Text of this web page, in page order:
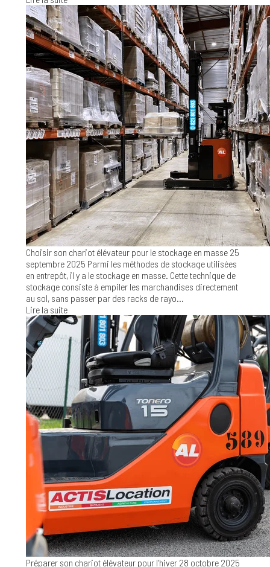
Choisir son chariot élévateur pour le stockage en masse 25
septembre 2025 Parmi les méthodes de stockage utilisées
en entrepôt, il y a le stockage en masse. Cette technique de
stockage consiste à empiler les marchandises directement
au sol, sans passer par des racks de rayo...
Lire la suite
Préparer son chariot élévateur pour l’hiver 28 octobre 2025